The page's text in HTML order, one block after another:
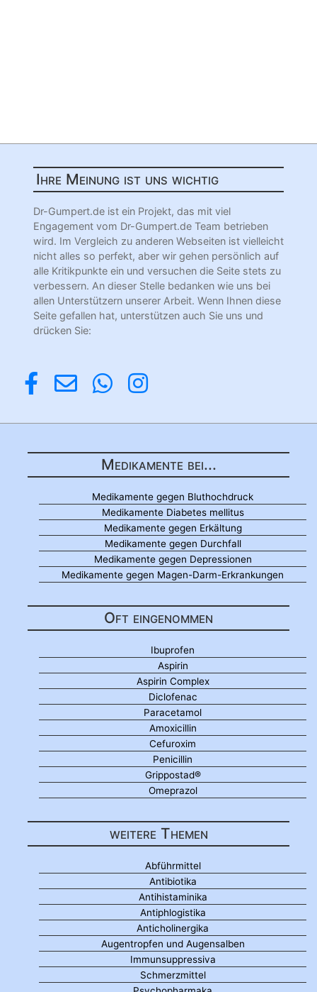
Ihre Meinung ist uns wichtig
Dr-Gumpert.de ist ein Projekt, das mit viel
Engagement vom Dr-Gumpert.de Team betrieben
wird. Im Vergleich zu anderen Webseiten ist vielleicht
nicht alles so perfekt, aber wir gehen persönlich auf
alle Kritikpunkte ein und versuchen die Seite stets zu
verbessern. An dieser Stelle bedanken wie uns bei
allen Unterstützern unserer Arbeit. Wenn Ihnen diese
Seite gefallen hat, unterstützen auch Sie uns und
drücken Sie:
Medikamente bei...
Medikamente gegen Bluthochdruck
Medikamente Diabetes mellitus
Medikamente gegen Erkältung
Medikamente gegen Durchfall
Medikamente gegen Depressionen
Medikamente gegen Magen-Darm-Erkrankungen
Oft eingenommen
Ibuprofen
Aspirin
Aspirin Complex
Diclofenac
Paracetamol
Amoxicillin
Cefuroxim
Penicillin
Grippostad®
Omeprazol
weitere Themen
Abführmittel
Antibiotika
Antihistaminika
Antiphlogistika
Anticholinergika
Augentropfen und Augensalben
Immunsuppressiva
Schmerzmittel